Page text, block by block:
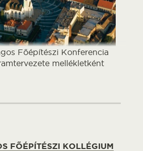
Főépítészi Konferencia
mellékletként
FŐÉPÍTÉSZI KOLLÉGIUM